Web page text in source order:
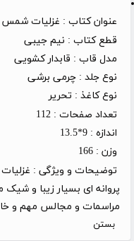
عنوان کتاب : غزلیات شمس
قطع کتاب : نیم جیبی
مدل قاب : قابدار کشویی
نوع جلد : چرمی برشی
نوع کاغذ : تحریر
تعداد صفحات : 112
اندازه : 9*13.5
وزن : 166
توضیحات و ویژگی :
پروانه ای بسیار زیبا و
مراسمات و مجالس مهم و
بستن